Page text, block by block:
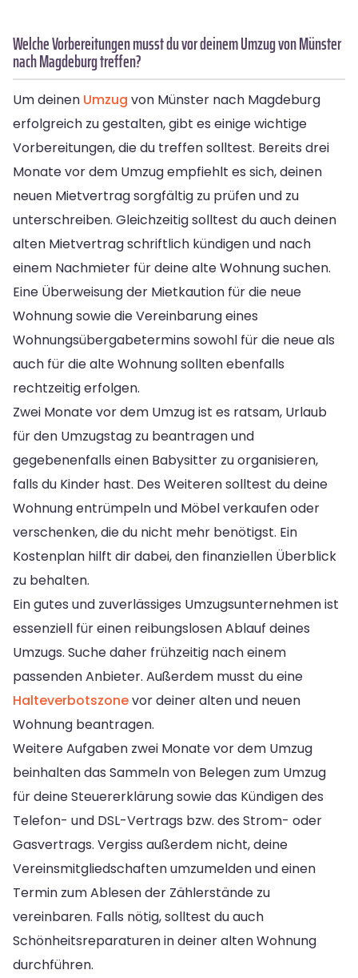
Welche Vorbereitungen musst du vor deinem Umzug von Münster
nach Magdeburg treffen?
Um deinen Umzug von Münster nach Magdeburg
erfolgreich zu gestalten, gibt es einige wichtige
Vorbereitungen, die du treffen solltest. Bereits drei
Monate vor dem Umzug empfiehlt es sich, deinen
neuen Mietvertrag sorgfältig zu prüfen und zu
unterschreiben. Gleichzeitig solltest du auch deinen
alten Mietvertrag schriftlich kündigen und nach
einem Nachmieter für deine alte Wohnung suchen.
Eine Überweisung der Mietkaution für die neue
Wohnung sowie die Vereinbarung eines
Wohnungsübergabetermins sowohl für die neue als
auch für die alte Wohnung sollten ebenfalls
rechtzeitig erfolgen.
Zwei Monate vor dem Umzug ist es ratsam, Urlaub
für den Umzugstag zu beantragen und
gegebenenfalls einen Babysitter zu organisieren,
falls du Kinder hast. Des Weiteren solltest du deine
Wohnung entrümpeln und Möbel verkaufen oder
verschenken, die du nicht mehr benötigst. Ein
Kostenplan hilft dir dabei, den finanziellen Überblick
zu behalten.
Ein gutes und zuverlässiges Umzugsunternehmen ist
essenziell für einen reibungslosen Ablauf deines
Umzugs. Suche daher frühzeitig nach einem
passenden Anbieter. Außerdem musst du eine
Halteverbotszonevor deiner alten und neuen
Wohnung beantragen.
Weitere Aufgaben zwei Monate vor dem Umzug
beinhalten das Sammeln von Belegen zum Umzug
für deine Steuererklärung sowie das Kündigen des
Telefon- und DSL-Vertrags bzw. des Strom- oder
Gasvertrags. Vergiss außerdem nicht, deine
Vereinsmitgliedschaften umzumelden und einen
Termin zum Ablesen der Zählerstände zu
vereinbaren. Falls nötig, solltest du auch
Schönheitsreparaturen in deiner alten Wohnung
durchführen.